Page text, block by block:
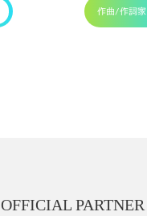
作曲/作詞家
OFFICIAL PARTNER